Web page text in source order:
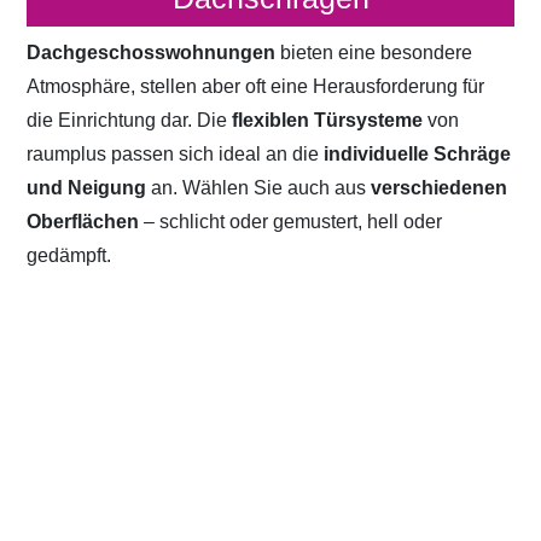
Dachgeschosswohnungen bieten eine besondere
Atmosphäre, stellen aber oft eine Herausforderung für
die Einrichtung dar. Dieflexiblen Türsystemevon
raumplus passen sich ideal an die individuelle Schräge
und Neigung an. Wählen Sie auch ausverschiedenen
Oberflächen – schlicht oder gemustert, hell oder
gedämpft.